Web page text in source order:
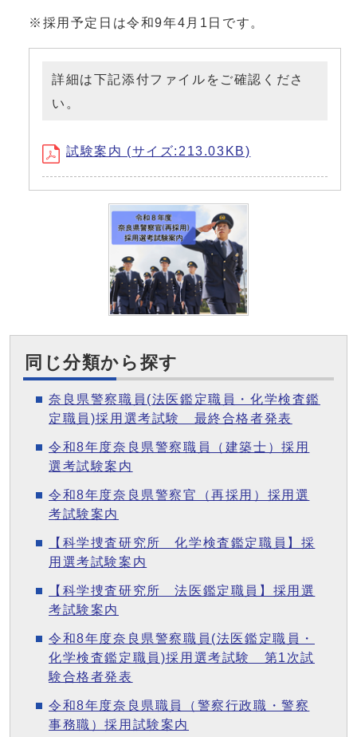
※採用予定日は令和9年4月1日です。
詳細は下記添付ファイルをご確認くださ
い。
試験案内 (サイズ:213.03KB)
同じ分類から探す
奈良県警察職員(法医鑑定職員・化学検査鑑
定職員)採用選考試験 最終合格者発表
令和8年度奈良県警察職員（建築士）採用
選考試験案内
令和8年度奈良県警察官（再採用）採用選
考試験案内
【科学捜査研究所 化学検査鑑定職員】採
用選考試験案内
【科学捜査研究所 法医鑑定職員】採用選
考試験案内
令和8年度奈良県警察職員(法医鑑定職員・
化学検査鑑定職員)採用選考試験 第1次試
験合格者発表
令和8年度奈良県職員（警察行政職・警察
事務職）採用試験案内